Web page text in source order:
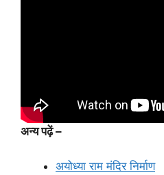
अन्य पढ़ें –
अयोध्या राम मंदिर निर्माण